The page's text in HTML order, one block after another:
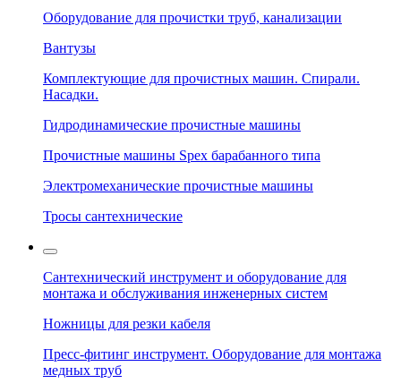
Оборудование для прочистки труб, канализации
Вантузы
Комплектующие для прочистных машин. Спирали.
Насадки.
Гидродинамические прочистные машины
Прочистные машины Spex барабанного типа
Электромеханические прочистные машины
Тросы сантехнические
Сантехнический инструмент и оборудование для
монтажа и обслуживания инженерных систем
Ножницы для резки кабеля
Пресс-фитинг инструмент. Оборудование для монтажа
медных труб